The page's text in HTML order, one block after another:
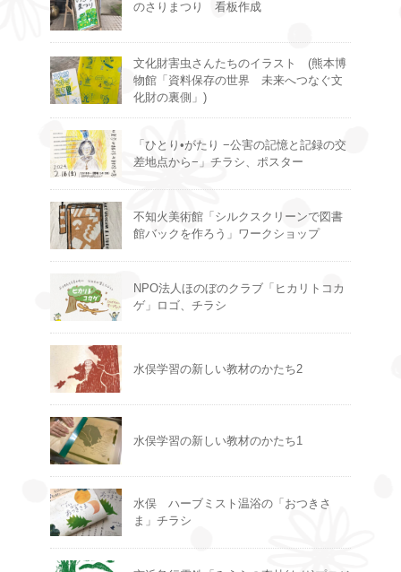
のさりまつり 看板作成
文化財害虫さんたちのイラスト (熊本博
物館「資料保存の世界 未来へつなぐ文
化財の裏側」)
「ひとり•がたり −公害の記憶と記録の交
差地点から−」チラシ、ポスター
不知火美術館「シルクスクリーンで図書
館バックを作ろう」ワークショップ
NPO法人ほのぼのクラブ「ヒカリトコカ
ゲ」ロゴ、チラシ
水俣学習の新しい教材のかたち2
水俣学習の新しい教材のかたち1
水俣 ハーブミスト温浴の「おつきさ
ま」チラシ